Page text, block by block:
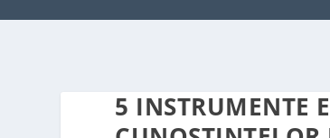
5 INSTRUMENTE